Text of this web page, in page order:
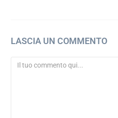
LASCIA UN COMMENTO